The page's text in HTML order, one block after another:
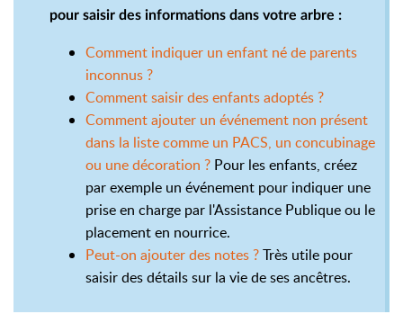
pour saisir des informations dans votre arbre :
Comment indiquer un enfant né de parents
inconnus ?
Comment saisir des enfants adoptés ?
Comment ajouter un événement non présent
dans la liste comme un PACS, un concubinage
ou une décoration ? Pour les enfants, créez
par exemple un événement pour indiquer une
prise en charge par l'Assistance Publique ou le
placement en nourrice.
Peut-on ajouter des notes ?Très utile pour
saisir des détails sur la vie de ses ancêtres.